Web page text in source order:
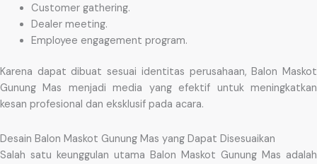
Customer gathering.
Dealer meeting.
Employee engagement program.
Karena dapat dibuat sesuai identitas perusahaan, Balon Maskot
Gunung Mas menjadi media yang efektif untuk meningkatkan
kesan profesional dan eksklusif pada acara.
Desain Balon Maskot Gunung Mas yang Dapat Disesuaikan
Salah satu keunggulan utama Balon Maskot Gunung Mas adalah